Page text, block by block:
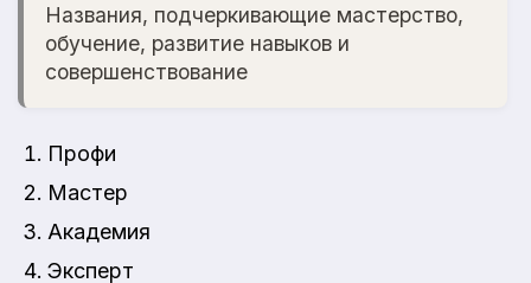
Названия, подчеркивающие мастерство,
обучение, развитие навыков и
совершенствование
Профи
Мастер
Академия
Эксперт